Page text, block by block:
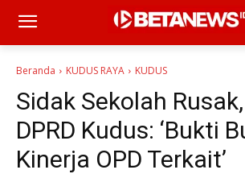
Beranda KUDUS RAYA KUDUS
Sidak Sekolah
DPRD Kudus: ‘Bukti
Kinerja OPD Terkait’